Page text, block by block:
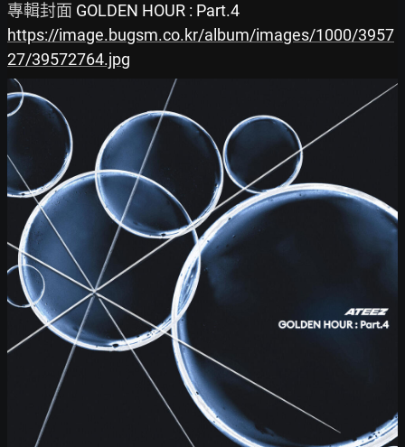
專輯封面 GOLDEN HOUR : Part.4
https://image.bugsm.co.kr/album/images/1000/3957
27/39572764.jpg